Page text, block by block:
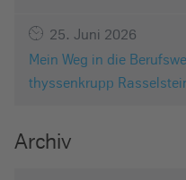
25. Juni 2026
Mein Weg in die
thyssenkrupp
Archiv